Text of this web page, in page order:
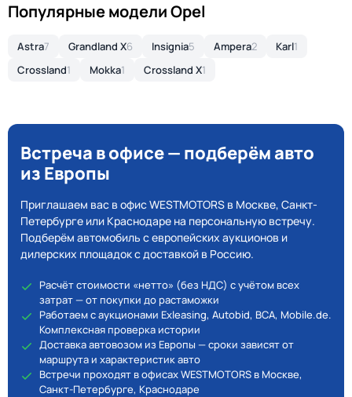
Популярные модели Opel
Astra7 Grandland X6 Insignia5 Ampera2 Karl1
Crossland1 Mokka1 Crossland X1
Встреча в офисе — подберём авто
из Европы
Приглашаем вас в офис WESTMOTORS в Москве, Санкт-
Петербурге или Краснодаре на персональную встречу.
Подберём автомобиль с европейских аукционов и
дилерских площадок с доставкой в Россию.
Расчёт стоимости «нетто» (без НДС) с учётом всех
затрат — от покупки до растаможки
Работаем с аукционами Exleasing, Autobid, BCA, Mobile.de.
Комплексная проверка истории
Доставка автовозом из Европы — сроки зависят от
маршрута и характеристик авто
Встречи проходят в офисах WESTMOTORS в Москве,
Санкт-Петербурге, Краснодаре